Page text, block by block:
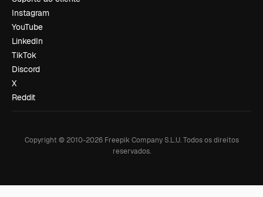
Instagram
YouTube
LinkedIn
TikTok
Discord
X
Reddit
Copyright © 2010-2026Freepik Company S.L.U. Todos os direitos
reservados.